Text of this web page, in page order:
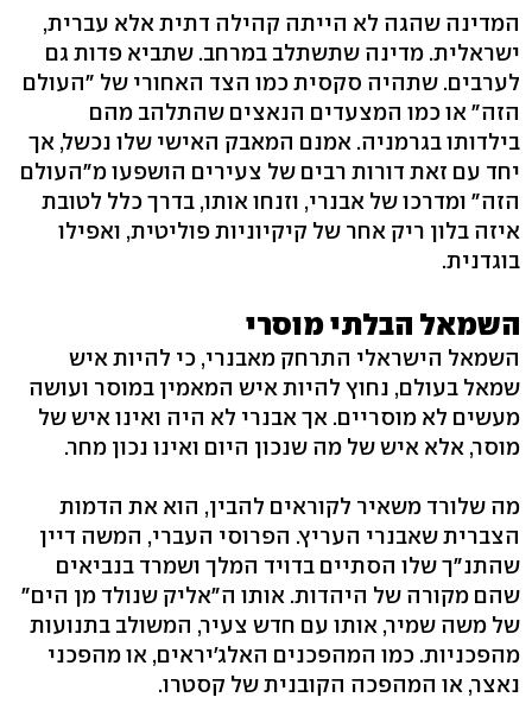
המדינה שהגה לא הייתה קהילה דתית אלא עברית,
ישראלית. מדינה שתשתלב במרחב. שתביא פדות גם
לערבים. שתהיה סקסית כמו הצד האחורי של "העולם
הזה" או כמו המצעדים הנאצים שהתלהב מהם
בילדותו בגרמניה. אמנם המאבק האישי שלו נכשל, אך
יחד עם זאת דורות רבים של צעירים הושפעו מ"העולם
הזה" ומדרכו של אבנרי, וזנחו אותו, בדרך כלל לטובת
איזה בלון ריק אחר של קיקיוניות פוליטית, ואפילו
בוגדנית.
השמאל הבלתי מוסרי
השמאל הישראלי התרחק מאבנרי, כי להיות איש
שמאל בעולם, נחוץ להיות איש המאמין במוסר ועושה
מעשים לא מוסריים. אך אבנרי לא היה ואינו איש של
מוסר, אלא איש של מה שנכון היום ואינו נכון מחר.
מה שלורד משאיר לקוראים להבין, הוא את הדמות
הצברית שאבנרי העריץ. הפרוסי העברי, המשה דיין
שהתנ"ך שלו הסתיים בדויד המלך ושמרד בנביאים
שהם מקורה של היהדות. אותו ה"אליק שנולד מן הים"
של משה שמיר, אותו עם חדש צעיר, המשולב בתנועות
מהפכניות. כמו המהפכנים האלג'יראים, או מהפכני
נאצר, או המהפכה הקובנית של קסטרו.